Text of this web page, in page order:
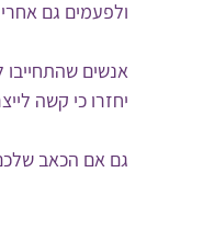
ולפעמים גם אחרי
אנשים שהתחייבו
יחזרו כי קשה
גם אם הכאב